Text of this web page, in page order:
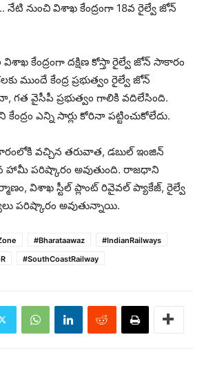
నేటి నుంచి విశాఖ కేంద్రంగా 18వ రైల్వే జోన్
విశాఖ కేంద్రంగా దక్షిణ కోస్తా రైల్వే జోన్ సాకారం
ముందే కేంద్ర ప్రభుత్వం రైల్వే జోన్
గత వైసీపీ ప్రభుత్వం గాలికి వదిలేసింది.
ఎన్ని సార్లు కోరినా పట్టించుకోలేదు.
వచ్చిన తరువాత, డబుల్ ఇంజిన్
హామీ పరిష్కారం అవుతుంది. రాజధాని
విశాఖ స్టీల్ ప్లాంట్ రివైవల్ ప్యాకేజ్, రైల్వే
పరిష్కారం అవుతున్నాయి.
#Bharataawaz
#IndianRailways
#SouthCoastRailway